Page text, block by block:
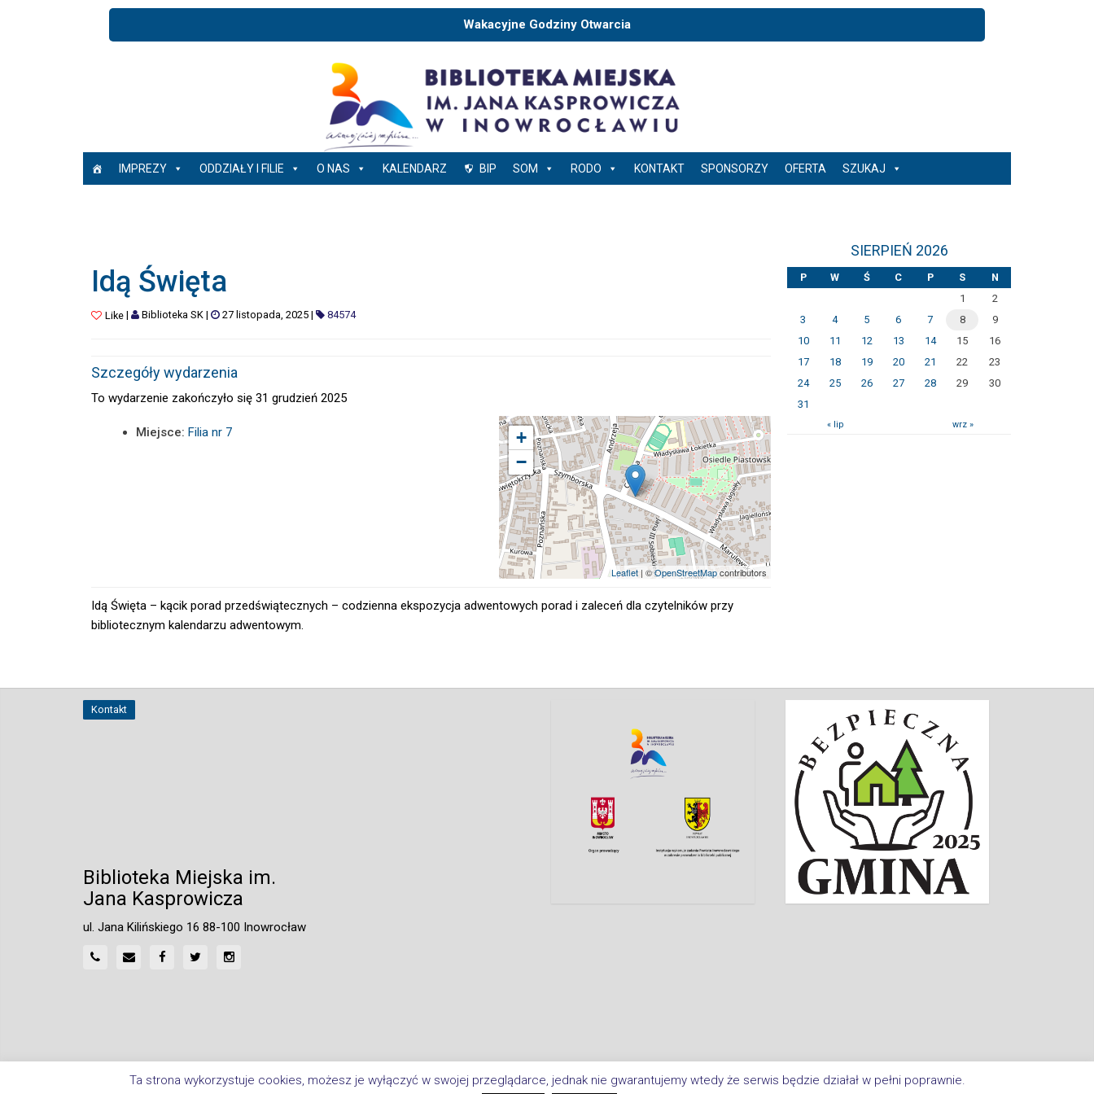
Wakacyjne Godziny Otwarcia
IMPREZY ODDZIAŁY I FILIE O NAS KALENDARZ BIP SOM RODO KONTAKT SPONSORZY OFERTA SZUKAJ
Idą Święta
Like| Biblioteka SK| 27 listopada, 2025| 84574
Szczegóły wydarzenia
To wydarzenie zakończyło się 31 grudzień 2025
Miejsce: Filia nr 7
+
−
Leaflet | ©OpenStreetMapcontributors
Idą Święta – kącik porad przedświątecznych – codzienna ekspozycja adwentowych porad i zaleceń dla czytelników przy
bibliotecznym kalendarzu adwentowym.
SIERPIEŃ 2026
P W Ś C P S
N
1
2
3
4 5 6 7 8
9
10
11 12 13 14 15
16
17
18 19 20 21 22
23
24
25 26 27 28 29
30
31
« lip wrz »
Kontakt
Biblioteka Miejska im.
Jana Kasprowicza
ul. Jana Kilińskiego 16 88-100 Inowrocław
Ta strona wykorzystuje cookies, możesz je wyłączyć w swojej przeglądarce, jednak nie gwarantujemy wtedy że serwis będzie działał w pełni poprawnie.